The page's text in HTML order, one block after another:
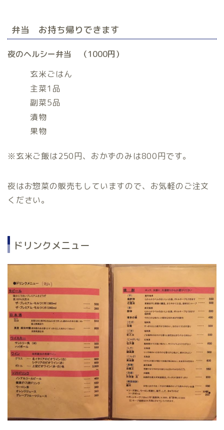
弁当 お持ち帰りできます
夜のヘルシー弁当 （1000円）
玄米ごはん
主菜1品
副菜5品
漬物
果物
※玄米ご飯は250円、おかずのみは800円です。
夜はお惣菜の販売もしていますので、お気軽のご注文
ください。
ドリンクメニュー